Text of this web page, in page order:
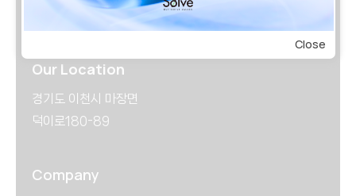
solve0728@daum.net
Our Location
경기도 이천시 마장면
덕이로180-89
Company
Close